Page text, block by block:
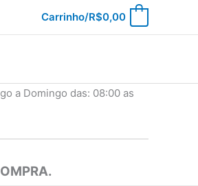
Carrinho/R$0,00
a Domingo das: 08:00 as